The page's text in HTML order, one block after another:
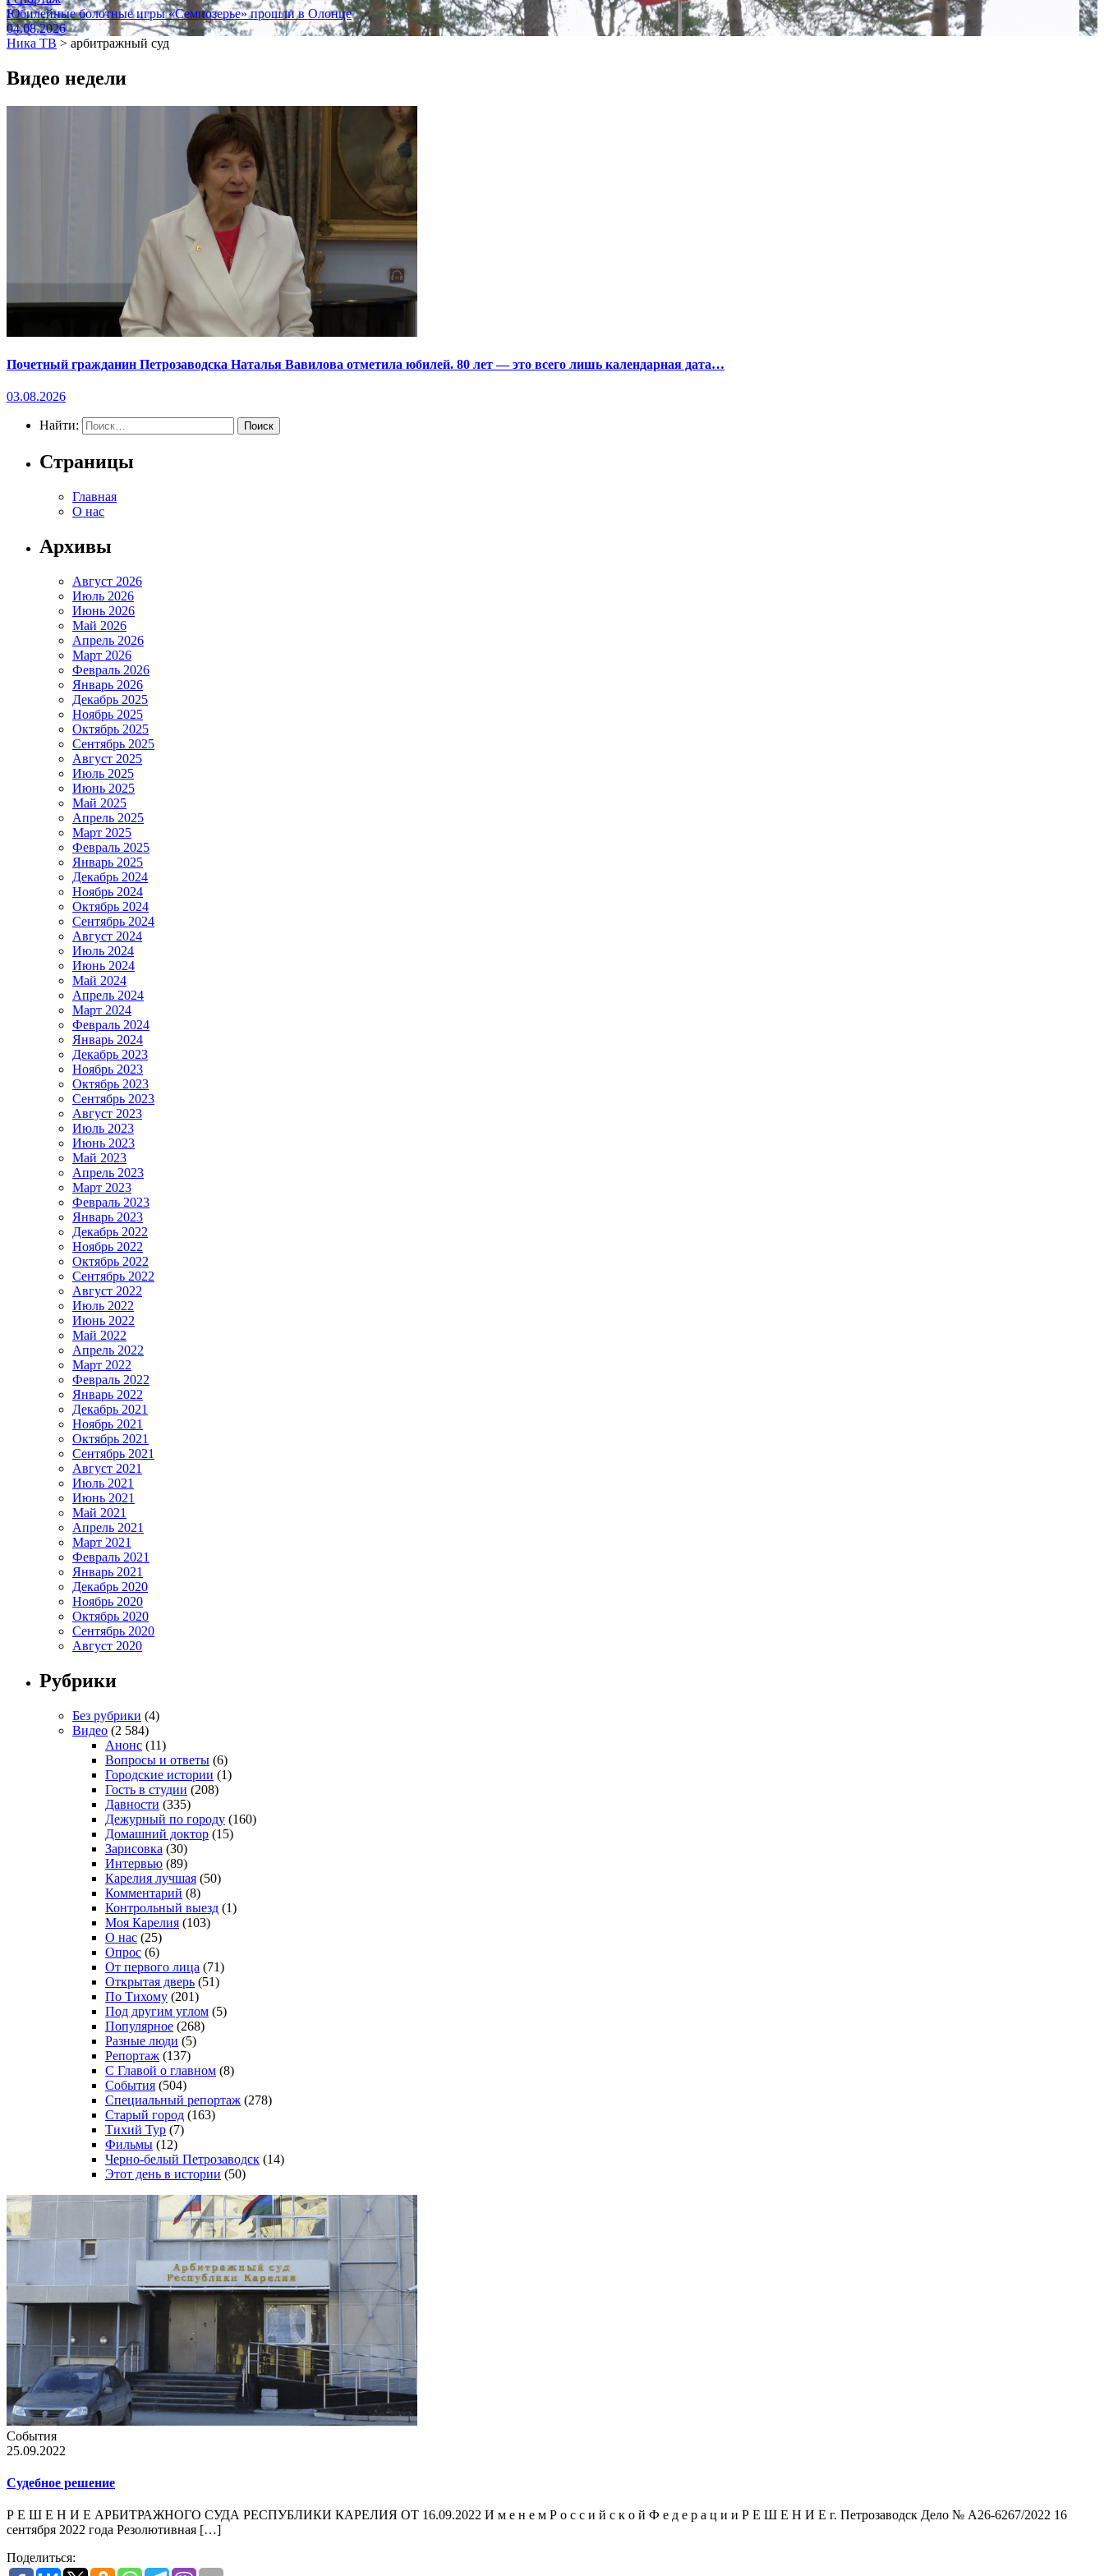
Юбилейные болотные игры «Семиозерье» прошли в Олонце
04.08.2026
Ника ТВ > арбитражный суд
Видео недели
Почетный гражданин Петрозаводска Наталья Вавилова отметила юбилей. 80 лет — это всего лишь календарная дата…
03.08.2026
Найти:
Страницы
Главная
О нас
Архивы
Август 2026
Июль 2026
Июнь 2026
Май 2026
Апрель 2026
Март 2026
Февраль 2026
Январь 2026
Декабрь 2025
Ноябрь 2025
Октябрь 2025
Сентябрь 2025
Август 2025
Июль 2025
Июнь 2025
Май 2025
Апрель 2025
Март 2025
Февраль 2025
Январь 2025
Декабрь 2024
Ноябрь 2024
Октябрь 2024
Сентябрь 2024
Август 2024
Июль 2024
Июнь 2024
Май 2024
Апрель 2024
Март 2024
Февраль 2024
Январь 2024
Декабрь 2023
Ноябрь 2023
Октябрь 2023
Сентябрь 2023
Август 2023
Июль 2023
Июнь 2023
Май 2023
Апрель 2023
Март 2023
Февраль 2023
Январь 2023
Декабрь 2022
Ноябрь 2022
Октябрь 2022
Сентябрь 2022
Август 2022
Июль 2022
Июнь 2022
Май 2022
Апрель 2022
Март 2022
Февраль 2022
Январь 2022
Декабрь 2021
Ноябрь 2021
Октябрь 2021
Сентябрь 2021
Август 2021
Июль 2021
Июнь 2021
Май 2021
Апрель 2021
Март 2021
Февраль 2021
Январь 2021
Декабрь 2020
Ноябрь 2020
Октябрь 2020
Сентябрь 2020
Август 2020
Рубрики
Без рубрики (4)
Видео (2 584)
Анонс (11)
Вопросы и ответы (6)
Городские истории (1)
Гость в студии (208)
Давности (335)
Дежурный по городу (160)
Домашний доктор (15)
Зарисовка (30)
Интервью (89)
Карелия лучшая (50)
Комментарий (8)
Контрольный выезд (1)
Моя Карелия (103)
О нас (25)
Опрос (6)
От первого лица (71)
Открытая дверь (51)
По Тихому (201)
Под другим углом (5)
Популярное (268)
Разные люди (5)
Репортаж (137)
С Главой о главном (8)
События (504)
Специальный репортаж (278)
Старый город (163)
Тихий Тур (7)
Фильмы (12)
Черно-белый Петрозаводск (14)
Этот день в истории (50)
События
25.09.2022
Судебное решение
Р Е Ш Е Н И Е АРБИТРАЖНОГО СУДА РЕСПУБЛИКИ КАРЕЛИЯ ОТ 16.09.2022 И м е н е м Р о с с и й с к о й Ф е д е р а ц и и Р Е Ш Е Н И Е г. Петрозаводск Дело № А26-6267/2022 16
сентября 2022 года Резолютивная […]
Поделиться: